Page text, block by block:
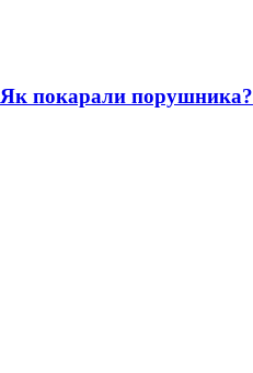
Як покарали порушника?